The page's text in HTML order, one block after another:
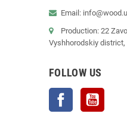
Email:
Production: 22
Vyshhorodskiy district,
FOLLOW US
Facebook